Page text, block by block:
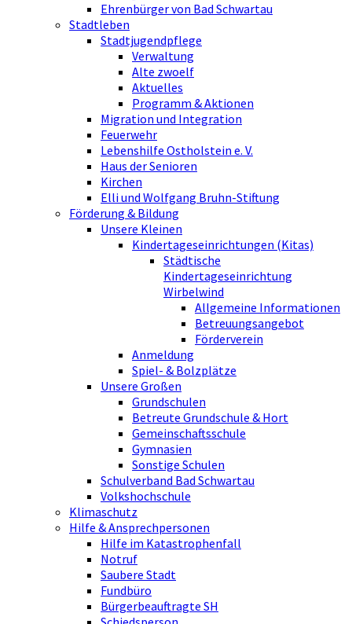
Ehrenbürger von Bad Schwartau
Stadtleben
Stadtjugendpflege
Verwaltung
Alte zwoelf
Aktuelles
Programm & Aktionen
Migration und Integration
Feuerwehr
Lebenshilfe Ostholstein e. V.
Haus der Senioren
Kirchen
Elli und Wolfgang Bruhn-Stiftung
Förderung & Bildung
Unsere Kleinen
Kindertageseinrichtungen (Kitas)
Städtische
Kindertageseinrichtung
Wirbelwind
Allgemeine Informationen
Betreuungsangebot
Förderverein
Anmeldung
Spiel- & Bolzplätze
Unsere Großen
Grundschulen
Betreute Grundschule & Hort
Gemeinschaftsschule
Gymnasien
Sonstige Schulen
Schulverband Bad Schwartau
Volkshochschule
Klimaschutz
Hilfe & Ansprechpersonen
Hilfe im Katastrophenfall
Notruf
Saubere Stadt
Fundbüro
Bürgerbeauftragte SH